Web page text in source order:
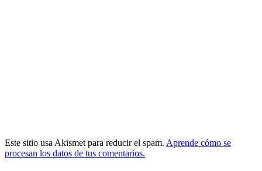
Este sitio usa Akismet para reducir el spam. Aprende cómo se
procesan los datos de tus comentarios.